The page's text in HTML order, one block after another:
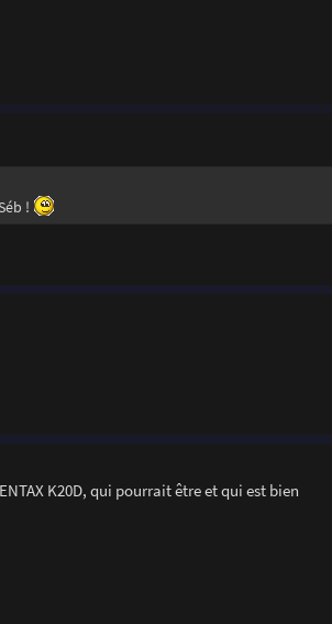
!
K20D, qui pourrait être et qui est bien